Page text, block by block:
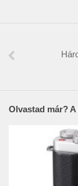
Olvastad már?